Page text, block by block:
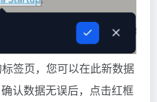
签页，您可以在此新数据
认数据无误后，点击红框